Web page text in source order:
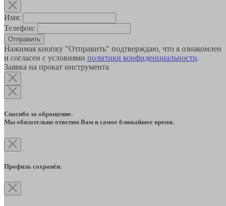
Имя:
Телефон:
Отправить
Нажимая кнопку "Отправить" подтверждаю, что я ознакомлен
и согласен с условиями политики конфиденциальности.
Заявка на прокат инструмента
Спасибо за обращение.
Мы обязательно ответим Вам в самое ближайшее время.
Профиль сохранён.